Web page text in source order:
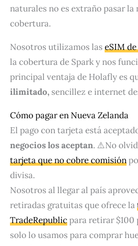
naturales no es extraño pasar la
cobertura.
Nosotros utilizamos las eSIM
la cobertura de Spark y nos
principal ventaja de Holafly es
ilimitado, sencillez e internet
Cómo pagar en Nueva Zelanda
El pago con tarjeta está
negocios los aceptan. ⚠️No
tarjeta que no cobre comisión
divisa.
Nosotros al llegar al país
retiradas gratuitas que ofrece la
TradeRepublicpara retirar $100
solo lo usamos para comprar